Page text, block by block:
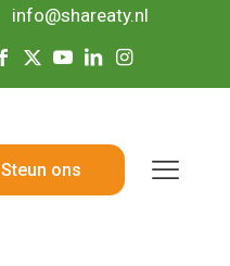
info@shareaty.nl
Steun ons